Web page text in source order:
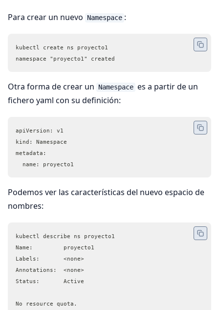
Para crear un nuevo Namespace :
kubectl create ns proyecto1
namespace "proyecto1" created
Otra forma de crear un Namespace es a partir de un
fichero yaml con su definición:
apiVersion: v1
kind: Namespace
metadata:
  name: proyecto1
Podemos ver las características del nuevo espacio de
nombres:
kubectl describe ns proyecto1
Name:         proyecto1
Labels:       <none>
Annotations:  <none>
Status:       Active
No resource quota.